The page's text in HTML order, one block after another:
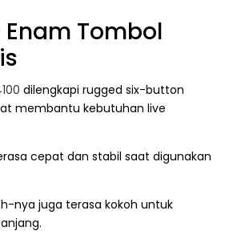
Tombol
dilengkapi rugged six-button
membantu kebutuhan live
cepat dan stabil saat digunakan
nya juga terasa kokoh untuk